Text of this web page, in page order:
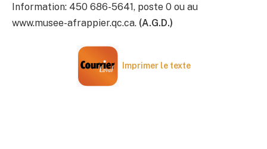
Information: 450 686-5641, poste 0 ou au
www.musee-afrappier.qc.ca. (A.G.D.)
Imprimer le texte